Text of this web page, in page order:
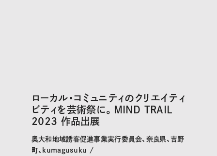
ローカル・コミュニティのクリエイティ
ビティを芸術祭に。MIND TRAIL
2023 作品出展
奥大和地域誘客促進事業実行委員会、奈良県、吉野
町、kumagusuku /